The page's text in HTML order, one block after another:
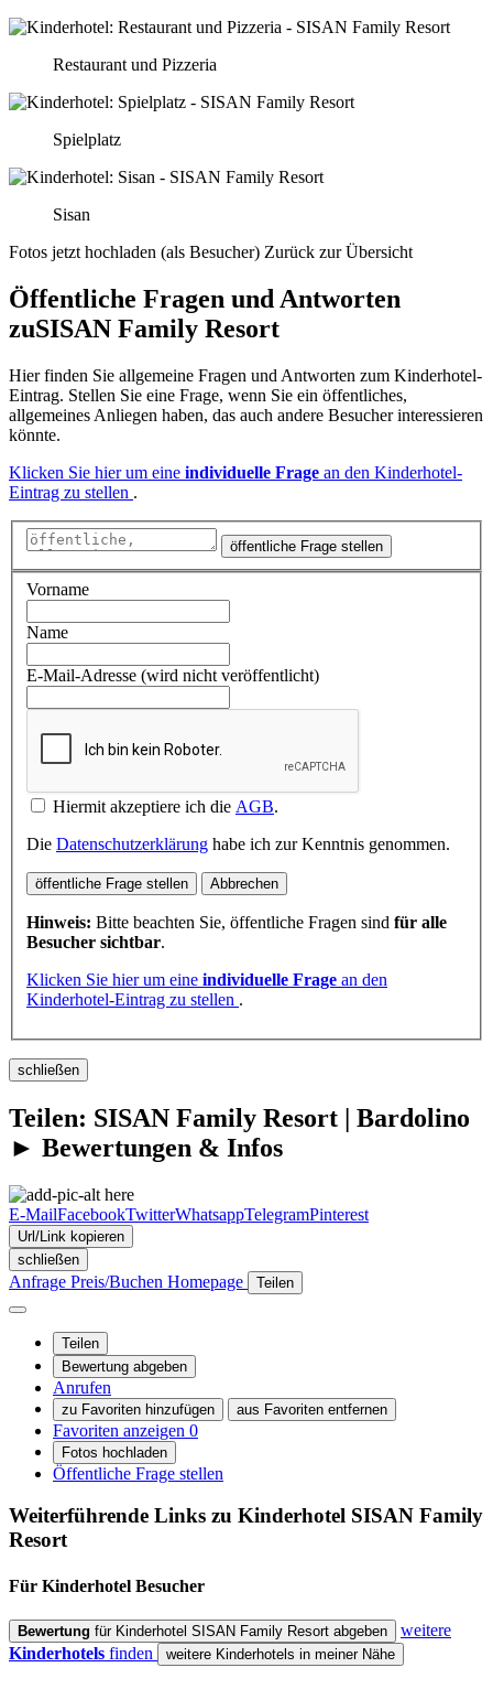
Restaurant und Pizzeria
Spielplatz
Sisan
Fotos jetzt hochladen (als Besucher) Zurück zur Übersicht
Öffentliche Fragen und Antworten
zuSISAN Family Resort
Hier finden Sie allgemeine Fragen und Antworten zum Kinderhotel-
Eintrag. Stellen Sie eine Frage, wenn Sie ein öffentliches,
allgemeines Anliegen haben, das auch andere Besucher interessieren
könnte.
Klicken Sie hier um eine individuelle Frage an den Kinderhotel-
Eintrag zu stellen .
öffentliche Frage stellen
Vorname
Name
E-Mail-Adresse (wird nicht veröffentlicht)
Hiermit akzeptiere ich die AGB.
Die Datenschutzerklärung habe ich zur Kenntnis genommen.
öffentliche Frage stellen Abbrechen
Hinweis: Bitte beachten Sie, öffentliche Fragen sind für alle
Besucher sichtbar.
Klicken Sie hier um eine individuelle Frage an den
Kinderhotel-Eintrag zu stellen .
schließen
Teilen: SISAN Family Resort | Bardolino
► Bewertungen & Infos
E-MailFacebookTwitterWhatsappTelegramPinterest
Url/Link kopieren
schließen
Anfrage Preis/Buchen Homepage Teilen
Teilen
Bewertung abgeben
Anrufen
zu Favoriten hinzufügen aus Favoriten entfernen
Favoriten anzeigen 0
Fotos hochladen
Öffentliche Frage stellen
Weiterführende Links zu Kinderhotel SISAN Family
Resort
Für Kinderhotel Besucher
Bewertung für Kinderhotel SISAN Family Resort abgeben
weitere
Kinderhotels finden weitere Kinderhotels in meiner Nähe